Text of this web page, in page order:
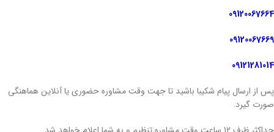
09120067664
09120067669
09121281014
پس از ارسال پیام شکیبا باشید تا جهت وقت مشاوره حضوری یا آنلاین هماهنگی
صورت گیرد.